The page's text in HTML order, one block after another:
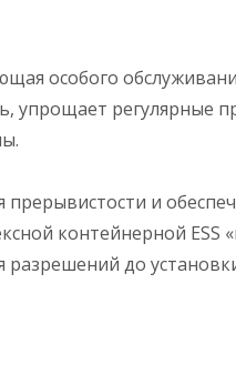
особого
упрощает регулярные
и
контейнерной ESS
до